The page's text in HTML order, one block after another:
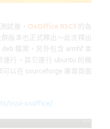
試後， OxOffice R5C3 的各
版本也正式釋出～此次釋出
檔案，另外包含 armhf 本
運行，其它運行 ubuntu 的機
以在 sourceforge 專案頁面
ossii-oxoffice/